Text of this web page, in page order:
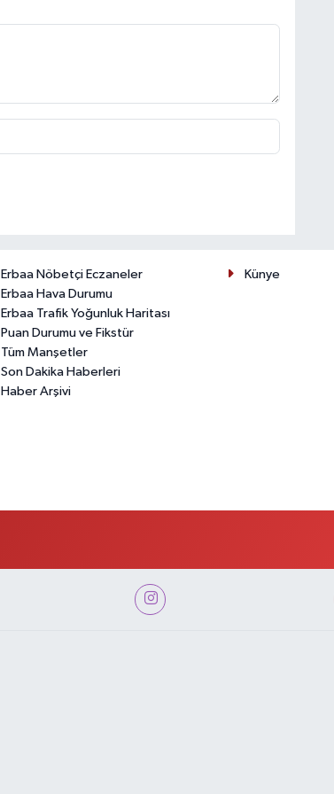
Erbaa Nöbetçi Eczaneler
Erbaa Hava Durumu
Erbaa Trafik Yoğunluk Haritası
Puan Durumu ve Fikstür
Tüm Manşetler
Son Dakika Haberleri
Haber Arşivi
Künye